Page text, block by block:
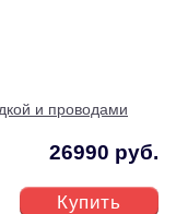
и проводами
26990 руб.
Купить